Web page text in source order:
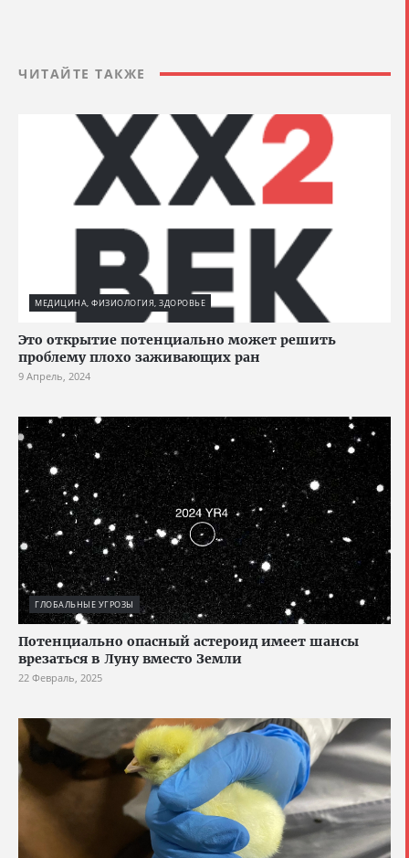
ЧИТАЙТЕ ТАКЖЕ
МЕДИЦИНА, ФИЗИОЛОГИЯ, ЗДОРОВЬЕ
Это открытие потенциально может решить
проблему плохо заживающих ран
9 Апрель, 2024
ГЛОБАЛЬНЫЕ УГРОЗЫ
Потенциально опасный астероид имеет шансы
врезаться в Луну вместо Земли
22 Февраль, 2025